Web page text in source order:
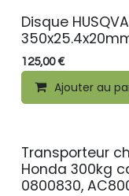
Disque
125,00€
Ajouter au
Transporteur
Honda 300kg
0800830,